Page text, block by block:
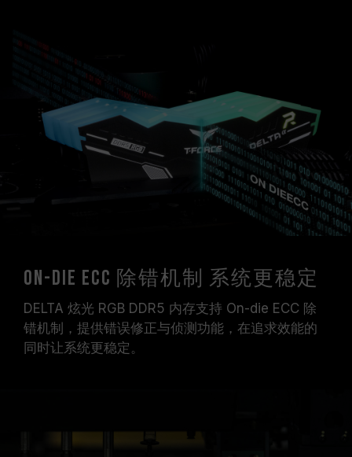
On-die ECC 除错机制 系统更稳定
DELTA 炫光 RGB DDR5 内存支持 On-die ECC 除
错机制，提供错误修正与侦测功能，在追求效能的
同时让系统更稳定。